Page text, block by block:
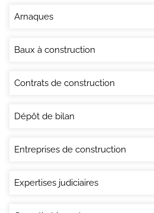
Arnaques
Baux à construction
Contrats de construction
Dépôt de bilan
Entreprises de construction
Expertises judiciaires